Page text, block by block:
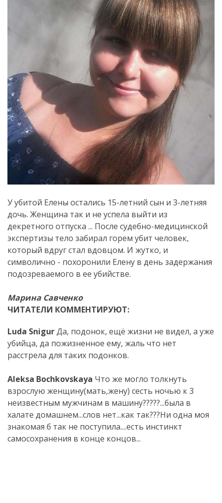
У убитой Елены остались 15-летний сын и 3-летняя
дочь. Женщина так и не успела выйти из
декретного отпуска ... После судебно-медицинской
экспертизы тело забирал горем убит человек,
который вдруг стал вдовцом. И жутко, и
символично - похоронили Елену в день задержания
подозреваемого в ее убийстве.
Марина Савченко
ЧИТАТЕЛИ КОММЕНТИРУЮТ:
Luda SnigurДа, подонок, ещё жизни не видел, а уже
убийца, да пожизненное ему, жаль что нет
расстрела для таких подонков.
Aleksa Bochkovskaya Что же могло толкнуть
взрослую женщину(мать,жену) сесть ночью к 3
неизвестным мужчинам в машину?????...была в
халате домашнем...слов нет...как так???Ни одна моя
знакомая б так не поступила....есть инстинкт
самосохранения в конце концов...